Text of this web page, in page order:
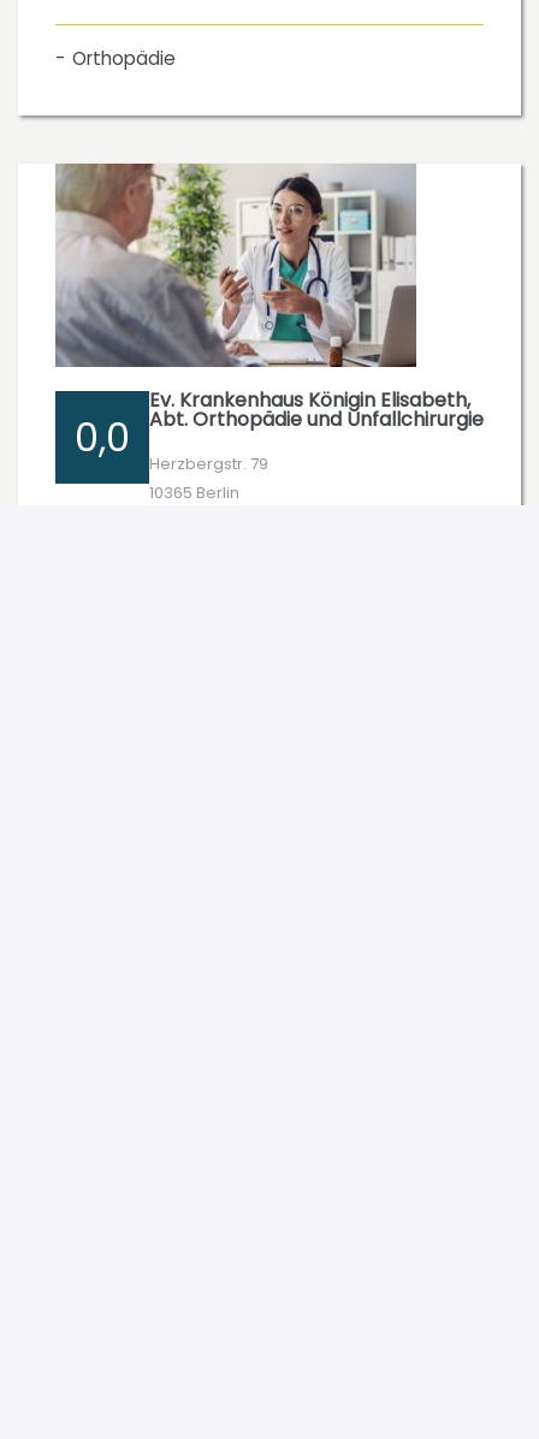
Orthopädie
0,0
Ev. Krankenhaus Königin Elisabeth,
Abt. Orthopädie und Unfallchirurgie
Herzbergstr. 79
10365 Berlin